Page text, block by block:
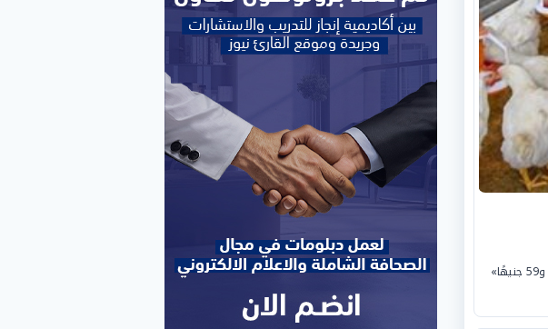
قفزت أسعار «الفراخ» بداخل بورصة الدواجن اليوم الإثنين 3 أغسطس 2026 بنحو «جنيهين»، لتتراوح بين «58 و59 جنيهًا»